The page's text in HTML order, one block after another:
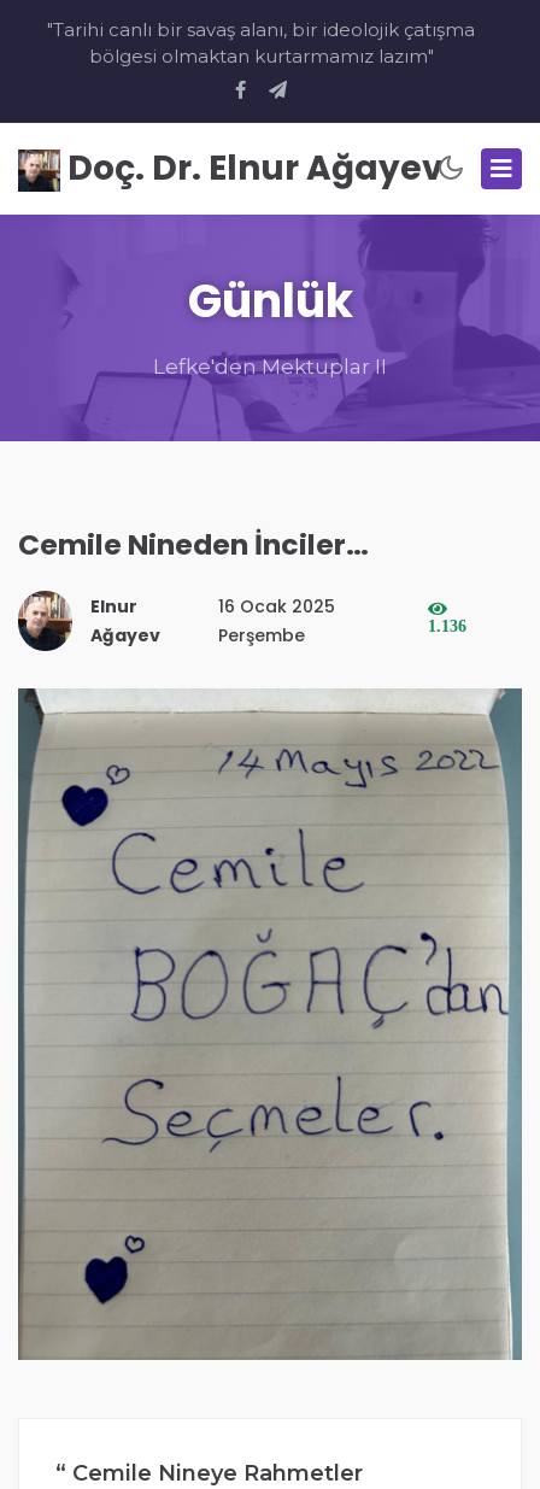
"Tarihi canlı bir savaş alanı, bir ideolojik çatışma
bölgesi olmaktan kurtarmamız lazım"
Doç. Dr. Elnur Ağayev
Günlük
Lefke'den Mektuplar II
Cemile Nineden İnciler…
Elnur
Ağayev
16 Ocak 2025
Perşembe
1.136
Cemile Nineye Rahmetler